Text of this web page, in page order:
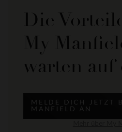
Die
My
warten auf
MELDE DICH JETZT
MANFIELD AN